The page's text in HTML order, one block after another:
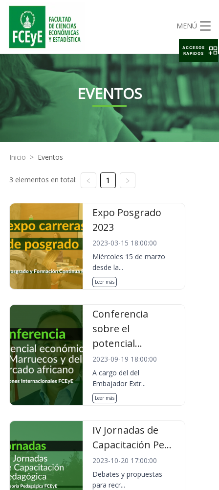
MENÚ
EVENTOS
Inicio > Eventos
3 elementos en total: 1
Expo Posgrado
2023
2023-03-15 18:00:00
Miércoles 15 de marzo
desde la...
Leer más
Conferencia
sobre el
potencial...
2023-09-19 18:00:00
A cargo del del
Embajador Extr...
Leer más
IV Jornadas de
Capacitación Pe...
2023-10-20 17:00:00
Debates y propuestas
para recr...
ACCESOS
RAPIDOS